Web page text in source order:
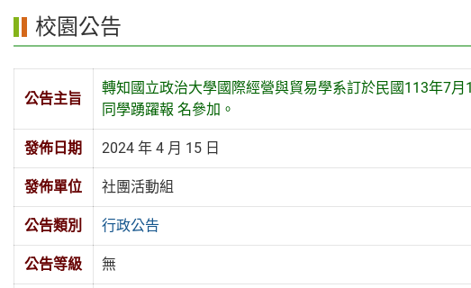
校園公告
公告主旨
轉知國立政治大學國際經營與貿易學系訂於民國113年7
同學踴躍報 名參加。
發佈日期 2024 年 4 月 15 日
發佈單位 社團活動組
公告類別 行政公告
公告等級 無